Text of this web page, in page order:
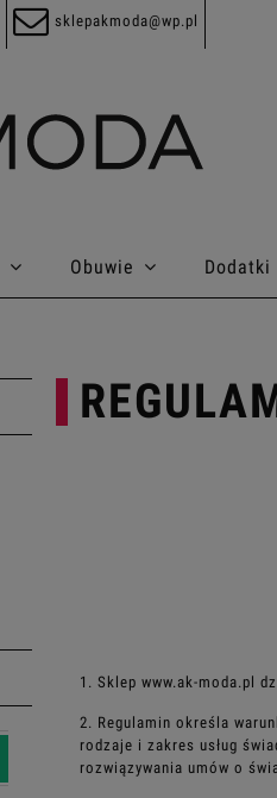
sklepakmoda@wp.pl
Obuwie Dodatki
1. Sklep www.ak-moda.pl
2. Regulamin określa
rodzaje i zakres usług
rozwiązywania umów o